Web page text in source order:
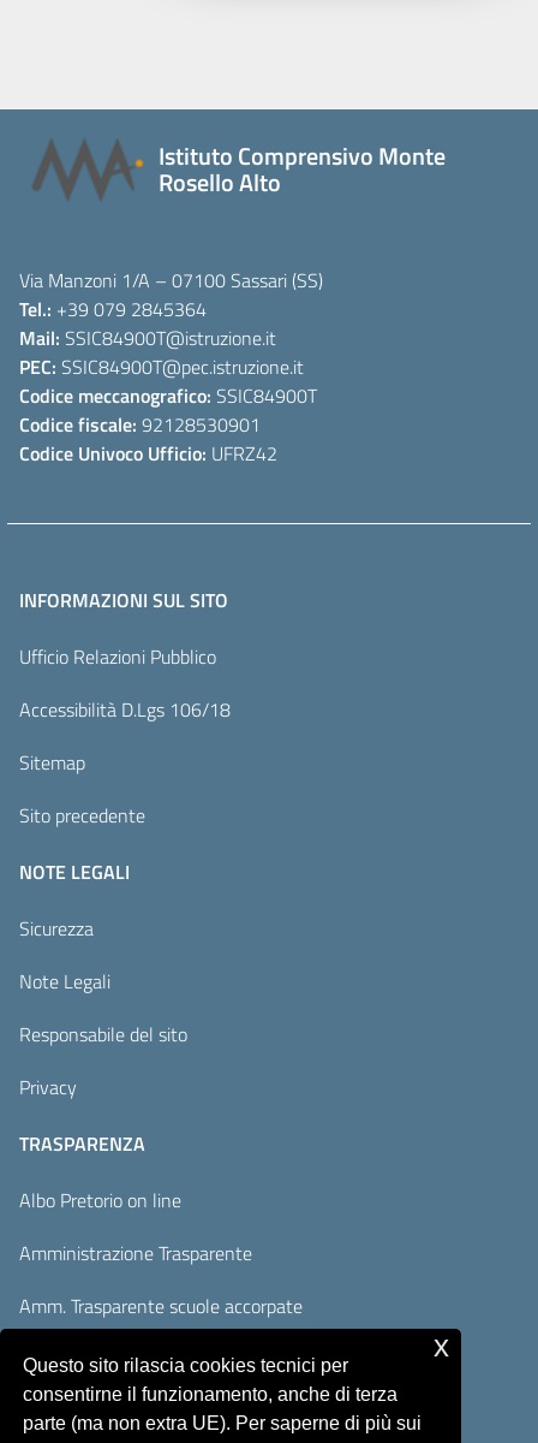
Istituto Comprensivo Monte
Rosello Alto
Via Manzoni 1/A – 07100 Sassari (SS)
Tel.: +39 079 2845364
Mail: SSIC84900T@istruzione.it
PEC: SSIC84900T@pec.istruzione.it
Codice meccanografico: SSIC84900T
Codice fiscale: 92128530901
Codice Univoco Ufficio: UFRZ42
INFORMAZIONI SUL SITO
Ufficio Relazioni Pubblico
Accessibilità D.Lgs 106/18
Sitemap
Sito precedente
NOTE LEGALI
Sicurezza
Note Legali
Responsabile del sito
Privacy
TRASPARENZA
Albo Pretorio on line
Amministrazione Trasparente
Amm. Trasparente scuole accorpate
Adempimenti AVCP / ANAC
Accesso Civico
Questo sito rilascia cookies tecnici per
consentirne il funzionamento, anche di terza
parte (ma non extra UE). Per saperne di più sui
x